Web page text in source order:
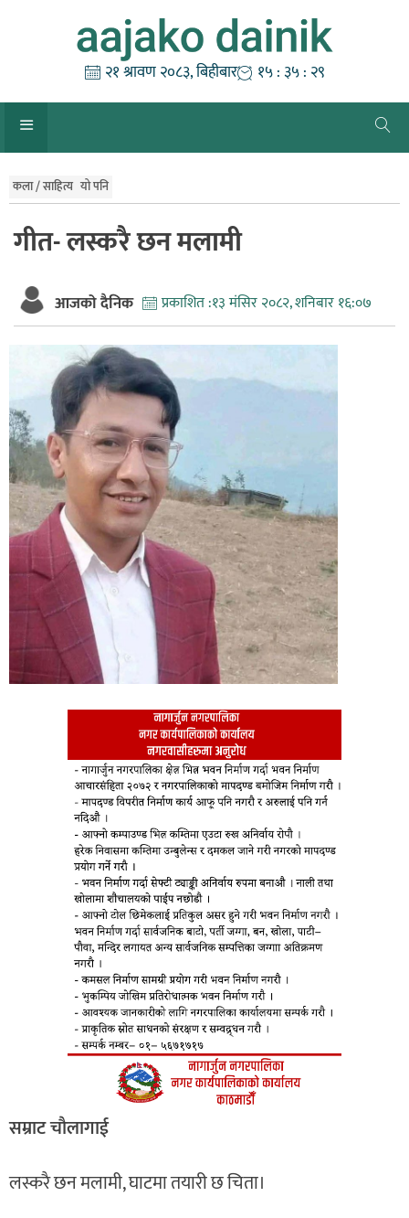
२१ श्रावण २०८३, बिहीबार १५ : ३५ : २९
कला / साहित्य यो पनि
गीत- लस्करै छन मलामी
आजको दैनिक प्रकाशित :१३ मंसिर २०८२, शनिबार १६:०७
सम्राट चाैलागाई
लस्करै छन मलामी, घाटमा तयारी छ चिता।